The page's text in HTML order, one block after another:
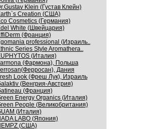
Klein (Густав Клейн)
Creation (США)
Cosmetics (Германия)
White (Швейцария)
(Франция)
professional (Израиль..
Series Style Aromathera..
(Италия)
(Фармона), Польша
Дания
Look (Фреш Лук), Израиль
(Венгрия-Австрия)
(Франция)
Energy Organics (Италия)
People (Великобритания)
(Италия)
LABO (Япония)
(США)